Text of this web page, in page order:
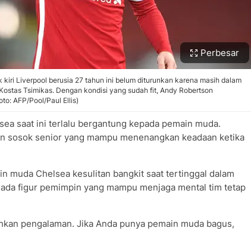
Perbesar
kiri Liverpool berusia 27 tahun ini belum diturunkan karena masih dalam
Tsimikas. Dengan kondisi yang sudah fit, Andy Robertson
AFP/Pool/Paul Ellis)
saat ini terlalu bergantung kepada pemain muda.
sosok senior yang mampu menenangkan keadaan ketika
muda Chelsea kesulitan bangkit saat tertinggal dalam
figur pemimpin yang mampu menjaga mental tim tetap
pengalaman. Jika Anda punya pemain muda bagus,